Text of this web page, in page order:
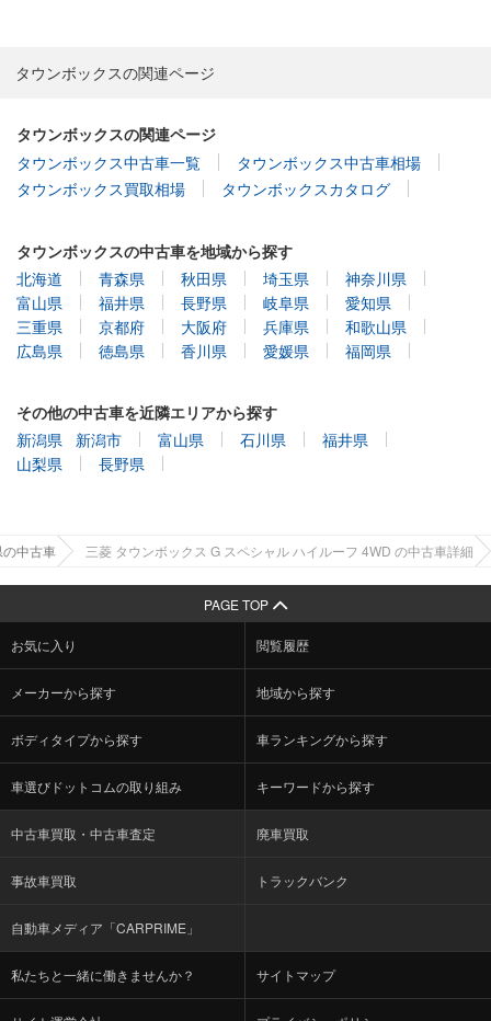
タウンボックスの関連ページ
タウンボックスの関連ページ
タウンボックス中古車一覧
タウンボックス中古車相場
タウンボックス買取相場
タウンボックスカタログ
タウンボックスの中古車を地域から探す
北海道
青森県 秋田県 埼玉県
神奈川県
富山県
福井県 長野県 岐阜県
愛知県
三重県
京都府 大阪府 兵庫県
和歌山県
広島県
徳島県 香川県 愛媛県 福岡県
その他の中古車を近隣エリアから探す
新潟県
新潟市 富山県 石川県
福井県
山梨県
長野県
中古車 三菱 タウンボックス G スペシャル ハイルーフ 4WD の中古車詳細
PAGE TOP
お気に入り 閲覧履歴
メーカーから探す 地域から探す
ボディタイプから探す 車ランキングから探す
車選びドットコムの取り組み キーワードから探す
中古車買取・中古車査定 廃車買取
事故車買取 トラックバンク
自動車メディア「CARPRIME」
私たちと一緒に働きませんか？ サイトマップ